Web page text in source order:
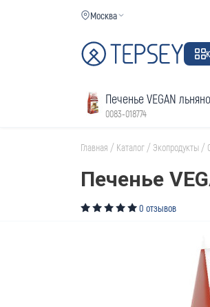
Москва
Печенье VEGAN
0083-018774
Главная / Каталог /Экопродукты /
Печенье
0 отзывов